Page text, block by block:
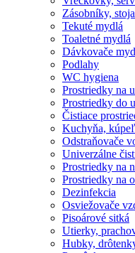
Zásobníky,
Tekuté mydlá
Toaletné mydlá
Dávkovače
Podlahy
WC hygiena
Prostriedky na
Prostriedky do
Čistiace
Kuchyňa,
Odstraňovače
Univerzálne
Prostriedky na
Prostriedky na
Dezinfekcia
Osviežovače
Pisoárové sitká
Utierky,
Hubky,